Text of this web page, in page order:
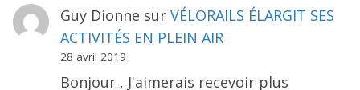
Guy Dionne sur VÉLORAILS ÉLARGIT SES
ACTIVITÉS EN PLEIN AIR
28 avril 2019
Bonjour , J'aimerais recevoir plus